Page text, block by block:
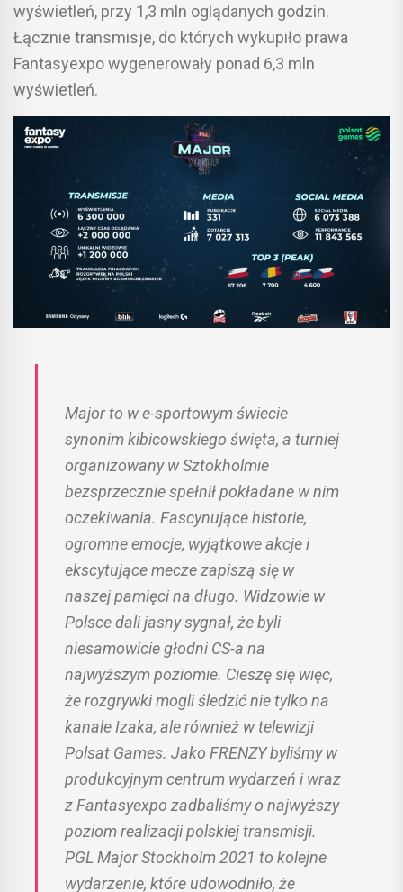
wyświetleń, przy 1,3 mln oglądanych godzin.
Łącznie transmisje, do których wykupiło prawa
Fantasyexpo wygenerowały ponad 6,3 mln
wyświetleń.
Major to w e-sportowym świecie
synonim kibicowskiego święta, a turniej
organizowany w Sztokholmie
bezsprzecznie spełnił pokładane w nim
oczekiwania. Fascynujące historie,
ogromne emocje, wyjątkowe akcje i
ekscytujące mecze zapiszą się w
naszej pamięci na długo. Widzowie w
Polsce dali jasny sygnał, że byli
niesamowicie głodni CS-a na
najwyższym poziomie. Cieszę się więc,
że rozgrywki mogli śledzić nie tylko na
kanale Izaka, ale również w telewizji
Polsat Games. Jako FRENZY byliśmy w
produkcyjnym centrum wydarzeń i wraz
z Fantasyexpo zadbaliśmy o najwyższy
poziom realizacji polskiej transmisji.
PGL Major Stockholm 2021 to kolejne
wydarzenie, które udowodniło, że